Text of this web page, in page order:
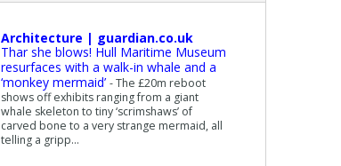
Architecture | guardian.co.uk
Thar she blows! Hull Maritime Museum
resurfaces with a walk-in whale and a
‘monkey mermaid’ -The £20m reboot
shows off exhibits ranging from a giant
whale skeleton to tiny ‘scrimshaws’ of
carved bone to a very strange mermaid, all
telling a gripp...